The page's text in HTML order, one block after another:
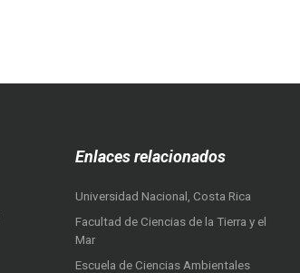
Enlaces relacionados
Universidad Nacional, Costa Rica
Facultad de Ciencias de la Tierra y el
Mar
Escuela de Ciencias Ambientales